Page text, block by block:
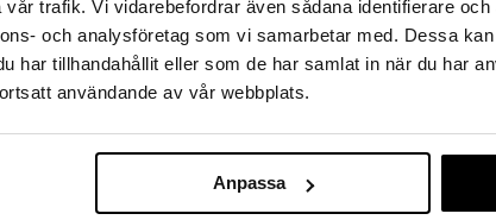
trafik. Vi vidarebefordrar även sådana identifierare
och analysföretag som vi samarbetar med. Dessa
har tillhandahållit eller som de har samlat in när du har
användande av vår webbplats.
Anpassa
kuorivat varovasti kuolleita ihosoluja ja
ja kimmoisaksi. Tuoksuu ihanasti ruusulta.
korjaa ihoa ja edistää ihon
radikaaleilta ja auttaa luomaan terveen ihon
Serum
13,95